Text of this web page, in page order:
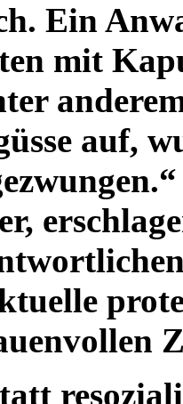
Ein
mit
auf,